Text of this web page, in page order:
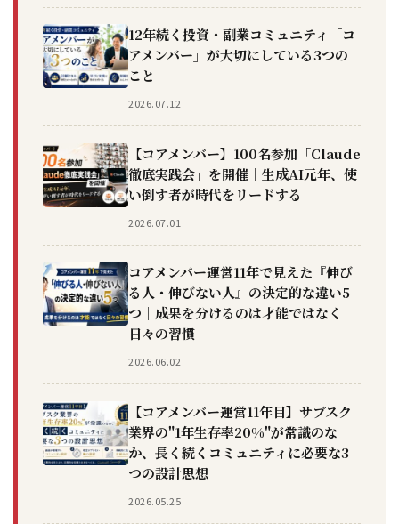
12年続く投資・副業コミュニティ「コ
アメンバー」が大切にしている3つの
こと
2026.07.12
【コアメンバー】100名参加「Claude
徹底実践会」を開催｜生成AI元年、使
い倒す者が時代をリードする
2026.07.01
コアメンバー運営11年で見えた『伸び
る人・伸びない人』の決定的な違い5
つ｜成果を分けるのは才能ではなく
日々の習慣
2026.06.02
【コアメンバー運営11年目】サブスク
業界の"1年生存率20%"が常識のな
か、長く続くコミュニティに必要な3
つの設計思想
2026.05.25